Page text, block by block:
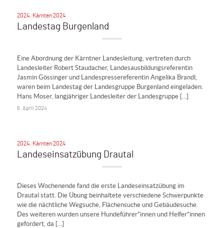
2024, Kärnten 2024
Landestag Burgenland
Eine Abordnung der Kärntner Landesleitung, vertreten durch
Landesleiter Robert Staudacher, Landesausbildungsreferentin
Jasmin Gössinger und Landespressereferentin Angelika Brandl,
waren beim Landestag der Landesgruppe Burgenland eingeladen.
Hans Moser, langjähriger Landesleiter der Landesgruppe […]
6. April 2024
2024, Kärnten 2024
Landeseinsatzübung Drautal
Dieses Wochenende fand die erste Landeseinsatzübung im
Drautal statt. Die Übung beinhaltete verschiedene Schwerpunkte
wie die nächtliche Wegsuche, Flächensuche und Gebäudesuche.
Des weiteren wurden unsere Hundeführer*innen und Helfer*innen
gefordert, da […]